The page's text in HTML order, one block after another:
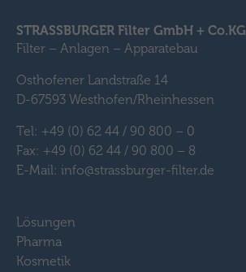
STRASSBURGER Filter GmbH + Co.KG
Filter – Anlagen – Apparatebau
Osthofener Landstraße 14
D-67593 Westhofen/Rheinhessen
Tel: +49 (0) 62 44 / 90 800 – 0
Fax: +49 (0) 62 44 / 90 800 – 8
E-Mail: info@strassburger-filter.de
Lösungen
Pharma
Kosmetik